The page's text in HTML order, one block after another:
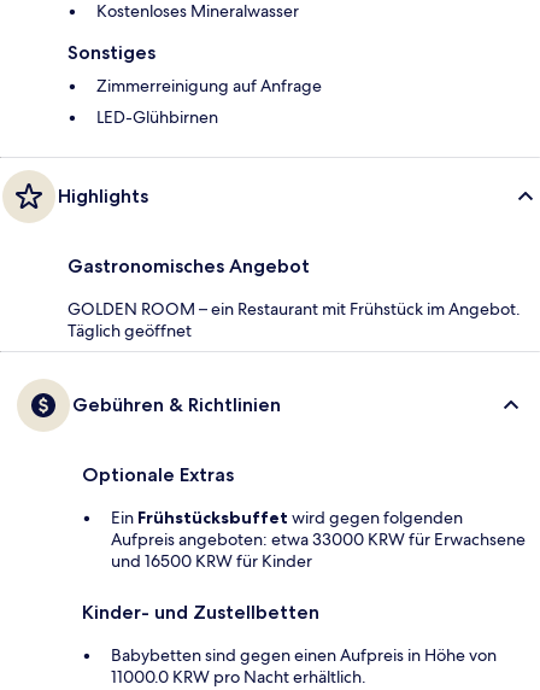
Kostenloses Mineralwasser
Sonstiges
Zimmerreinigung auf Anfrage
LED-Glühbirnen
Highlights
Gastronomisches Angebot
GOLDEN ROOM – ein Restaurant mit Frühstück im Angebot.
Täglich geöffnet
Gebühren & Richtlinien
Optionale Extras
Ein Frühstücksbuffet wird gegen folgenden
Aufpreis angeboten: etwa 33000 KRW für Erwachsene
und 16500 KRW für Kinder
Kinder- und Zustellbetten
Babybetten sind gegen einen Aufpreis in Höhe von
11000.0 KRW pro Nacht erhältlich.